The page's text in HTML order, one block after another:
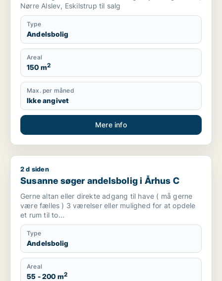
Nørre Alslev, Eskilstrup til salg
Type
Andelsbolig
Areal
150 m2
Max. per måned
Ikke angivet
Mere info
Susanne søger andelsbolig i Århus C
2 d siden
Susanne søger andelsbolig i Århus C
Gerne altan eller direkte adgang til have ( må gerne
være fælles ) 3 værelser eller mulighed for at opdele
et rum til to...
Type
Andelsbolig
Areal
55 - 200 m2